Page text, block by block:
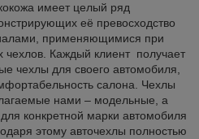
имеет целый ряд
её превосходство
применяющимися при
чехлов. Каждый клиент получает
чехлы для своего автомобиля,
салона. Чехлы
нами – модельные, а
конкретной марки автомобиля
этому авточехлы полностью